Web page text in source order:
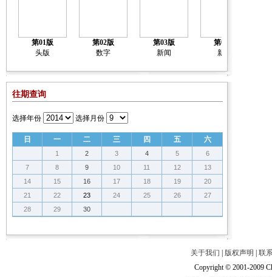
第01版
头版
第02版
数字
第03版
新闻
第04版
新闻
往期查询
选择年份 选择月份
日 一 二 三 四 五 六
1 2 3 4 5
6
7
8 9 10 11 12
13
14
15 16 17 18 19
20
21
22 23 24 25 26
27
28
29 30
关于我们 版权声明
联
Copyright © 2001-2009